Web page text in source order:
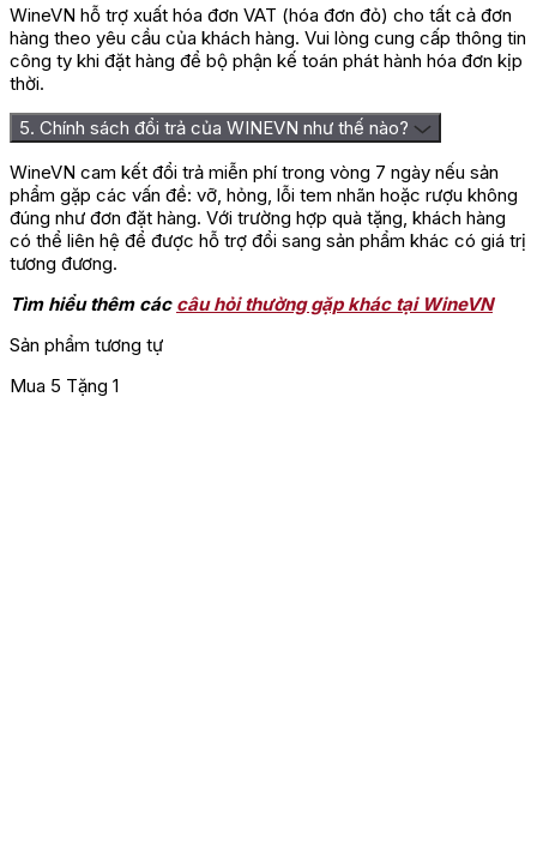
WineVN hỗ trợ xuất hóa đơn VAT (hóa đơn đỏ) cho tất cả đơn
hàng theo yêu cầu của khách hàng. Vui lòng cung cấp thông tin
công ty khi đặt hàng để bộ phận kế toán phát hành hóa đơn kịp
thời.
5. Chính sách đổi trả của WINEVN như thế nào?
WineVN cam kết đổi trả miễn phí trong vòng 7 ngày nếu sản
phẩm gặp các vấn đề: vỡ, hỏng, lỗi tem nhãn hoặc rượu không
đúng như đơn đặt hàng. Với trường hợp quà tặng, khách hàng
có thể liên hệ để được hỗ trợ đổi sang sản phẩm khác có giá trị
tương đương.
Tìm hiểu thêm các câu hỏi thường gặp khác tại WineVN
Sản phẩm tương tự
Mua 5 Tặng 1